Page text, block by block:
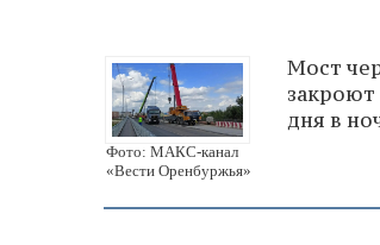
Фото: МАКС-канал
«Вести Оренбуржья»
Мост
закроют
дня в